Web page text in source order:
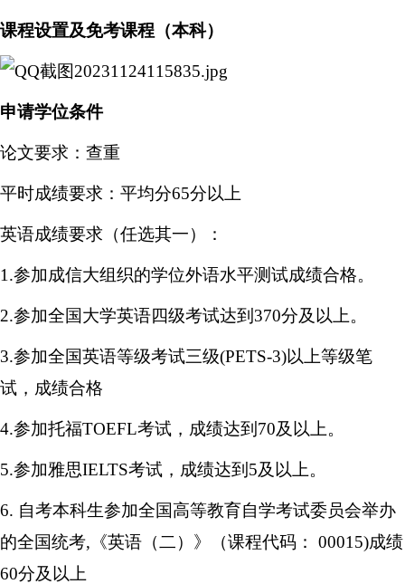
课程设置及免考课程（本科）
申请学位条件
论文要求：查重
平时成绩要求：平均分65分以上
英语成绩要求（任选其一）：
1.参加成信大组织的学位外语水平测试成绩合格。
2.参加全国大学英语四级考试达到370分及以上。
3.参加全国英语等级考试三级(PETS-3)以上等级笔
试，成绩合格
4.参加托福TOEFL考试，成绩达到70及以上。
5.参加雅思IELTS考试，成绩达到5及以上。
6. 自考本科生参加全国高等教育自学考试委员会举办
的全国统考,《英语（二）》（课程代码： 00015)成绩
60分及以上